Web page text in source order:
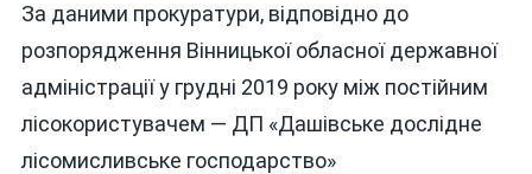
За даними прокуратури, відповідно до
розпорядження Вінницької обласної державної
адміністрації у грудні 2019 року між постійним
лісокористувачем — ДП «Дашівське дослідне
лісомисливське господарство»